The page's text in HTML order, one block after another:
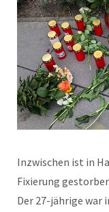
Inzwischen ist in
Fixierung
Der 27-jährige war